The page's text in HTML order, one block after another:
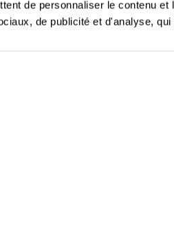
de personnaliser le contenu
de publicité et d'analyse,